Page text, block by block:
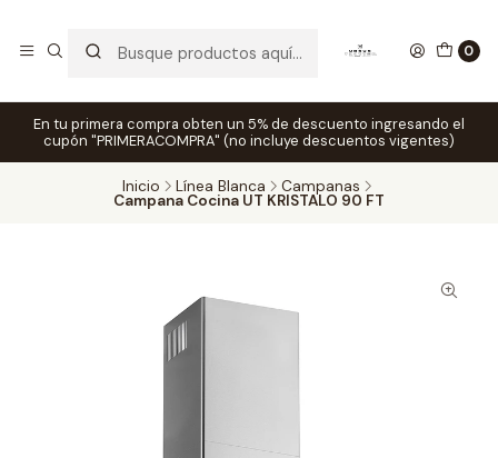
0
En tu primera compra obten un 5% de descuento ingresando el
cupón "PRIMERACOMPRA" (no incluye descuentos vigentes)
Inicio Línea Blanca Campanas
Campana Cocina UT KRISTALO 90 FT